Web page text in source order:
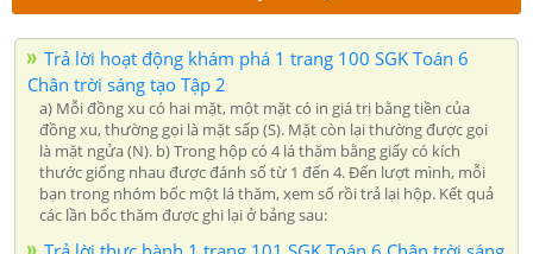
Trả lời hoạt động khám phá 1 trang 100 SGK Toán 6
Chân trời sáng tạo Tập 2
a) Mỗi đồng xu có hai mặt, một mặt có in giá trị bằng tiền của
đồng xu, thường gọi là mặt sấp (S). Mặt còn lại thường được gọi
là mặt ngửa (N). b) Trong hộp có 4 lá thăm bằng giấy có kích
thước giống nhau được đánh số từ 1 đến 4. Đến lượt mình, mỗi
bạn trong nhóm bốc một lá thăm, xem số rồi trả lại hộp. Kết quả
các lần bốc thăm được ghi lại ở bảng sau: